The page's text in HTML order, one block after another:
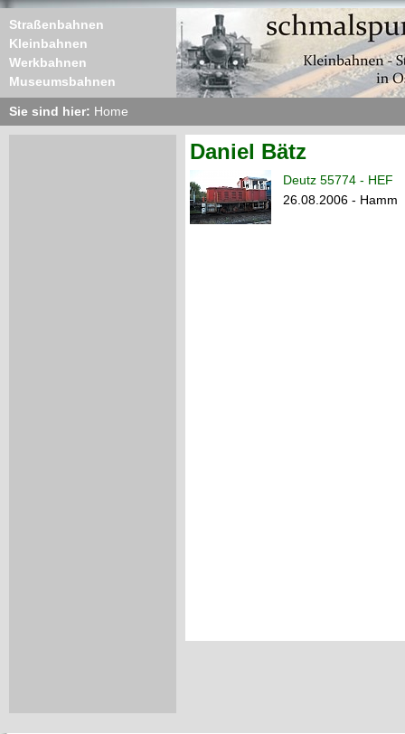
Straßenbahnen
Kleinbahnen
Werkbahnen
Museumsbahnen
Sie sind hier: Home
Daniel Bätz
Deutz 55774 - HEF
26.08.2006 - Hamm